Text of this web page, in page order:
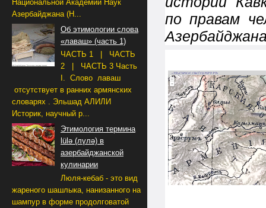
по правам
Национальной Академии Наук
Азербайджана (Н...
Об этимологии слова
«лаваш» (часть 1)
ЧАСТЬ 1 | ЧАСТЬ
2 | ЧАСТЬ 3 Часть
I. Слово лаваш
отсутствует в ранних армянских
словарях . Эльшад АЛИЛИ
Историк, научный р...
Этимология термина
lülə (лүлә) в
азербайджанской
кулинарии
Люля-кебаб - это вид
жареного шашлыка, нанизанного на
шампур в форме продолговатой